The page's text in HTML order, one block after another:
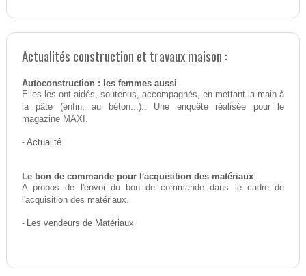
Actualités construction et travaux maison :
Autoconstruction : les femmes aussi
Elles les ont aidés, soutenus, accompagnés, en mettant la main à
la pâte (enfin, au béton...).. Une enquête réalisée pour le
magazine MAXI.
- Actualité
Le bon de commande pour l'acquisition des matériaux
A propos de l'envoi du bon de commande dans le cadre de
l'acquisition des matériaux.
- Les vendeurs de Matériaux